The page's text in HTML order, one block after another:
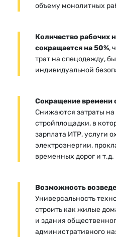
объему монолитных
Количество рабочих
сокращается на 50%,
трат на спецодежду,
индивидуальной
Сокращение времени
Снижаются затраты
стройплощадки, в
зарплата ИТР, услуги
электроэнергии,
временных дорог и т.д.
Возможность
Универсальность
строить как жилые
и здания
административного